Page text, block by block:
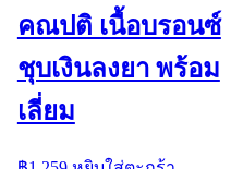
คณปติ เนื้อบรอนซ์
ชุบเงินลงยา พร้อม
เลี่ยม